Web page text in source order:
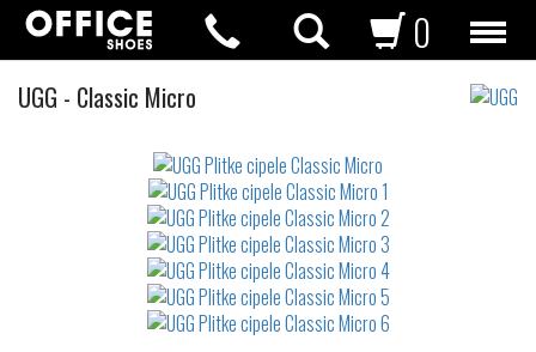
0
UGG Plitke
- Classic Micro